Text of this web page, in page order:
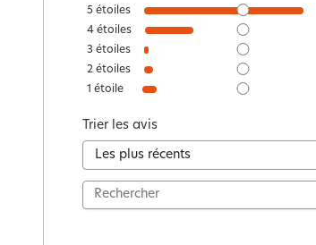
5 étoiles
4 étoiles
3 étoiles
2 étoiles
1 étoile
Trier les avis